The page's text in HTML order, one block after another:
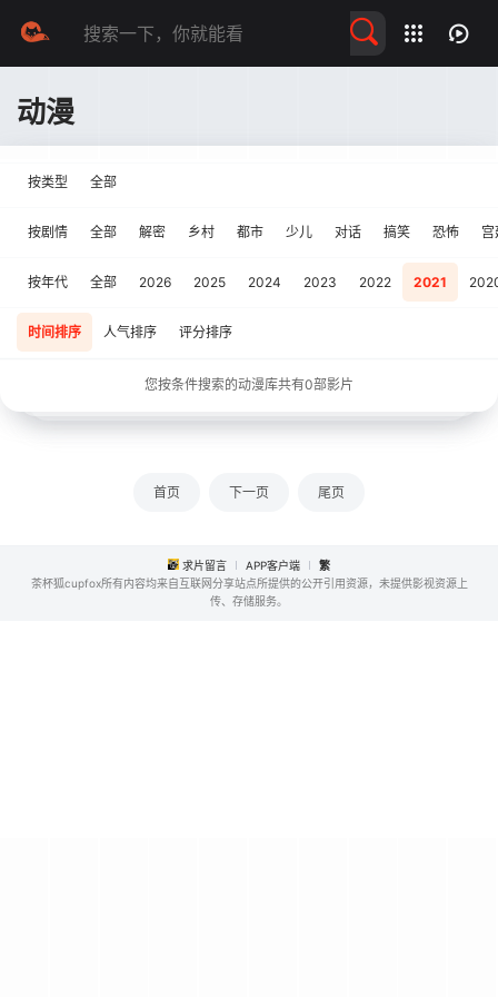
动漫
按类型 全部
按剧情 全部 解密 乡村 都市 少儿 对话 搞笑 恐怖 宫
按年代 全部 2026 2025 2024 2023 2022 2021
时间排序 人气排序 评分排序
您按条件搜索的动漫库共有0部影片
首页 下一页 尾页
求片留言 APP客户端
繁
茶杯狐cupfox所有内容均来自互联网分享站点所提供的公开引用资源，未提供影视资源上
传、存储服务。